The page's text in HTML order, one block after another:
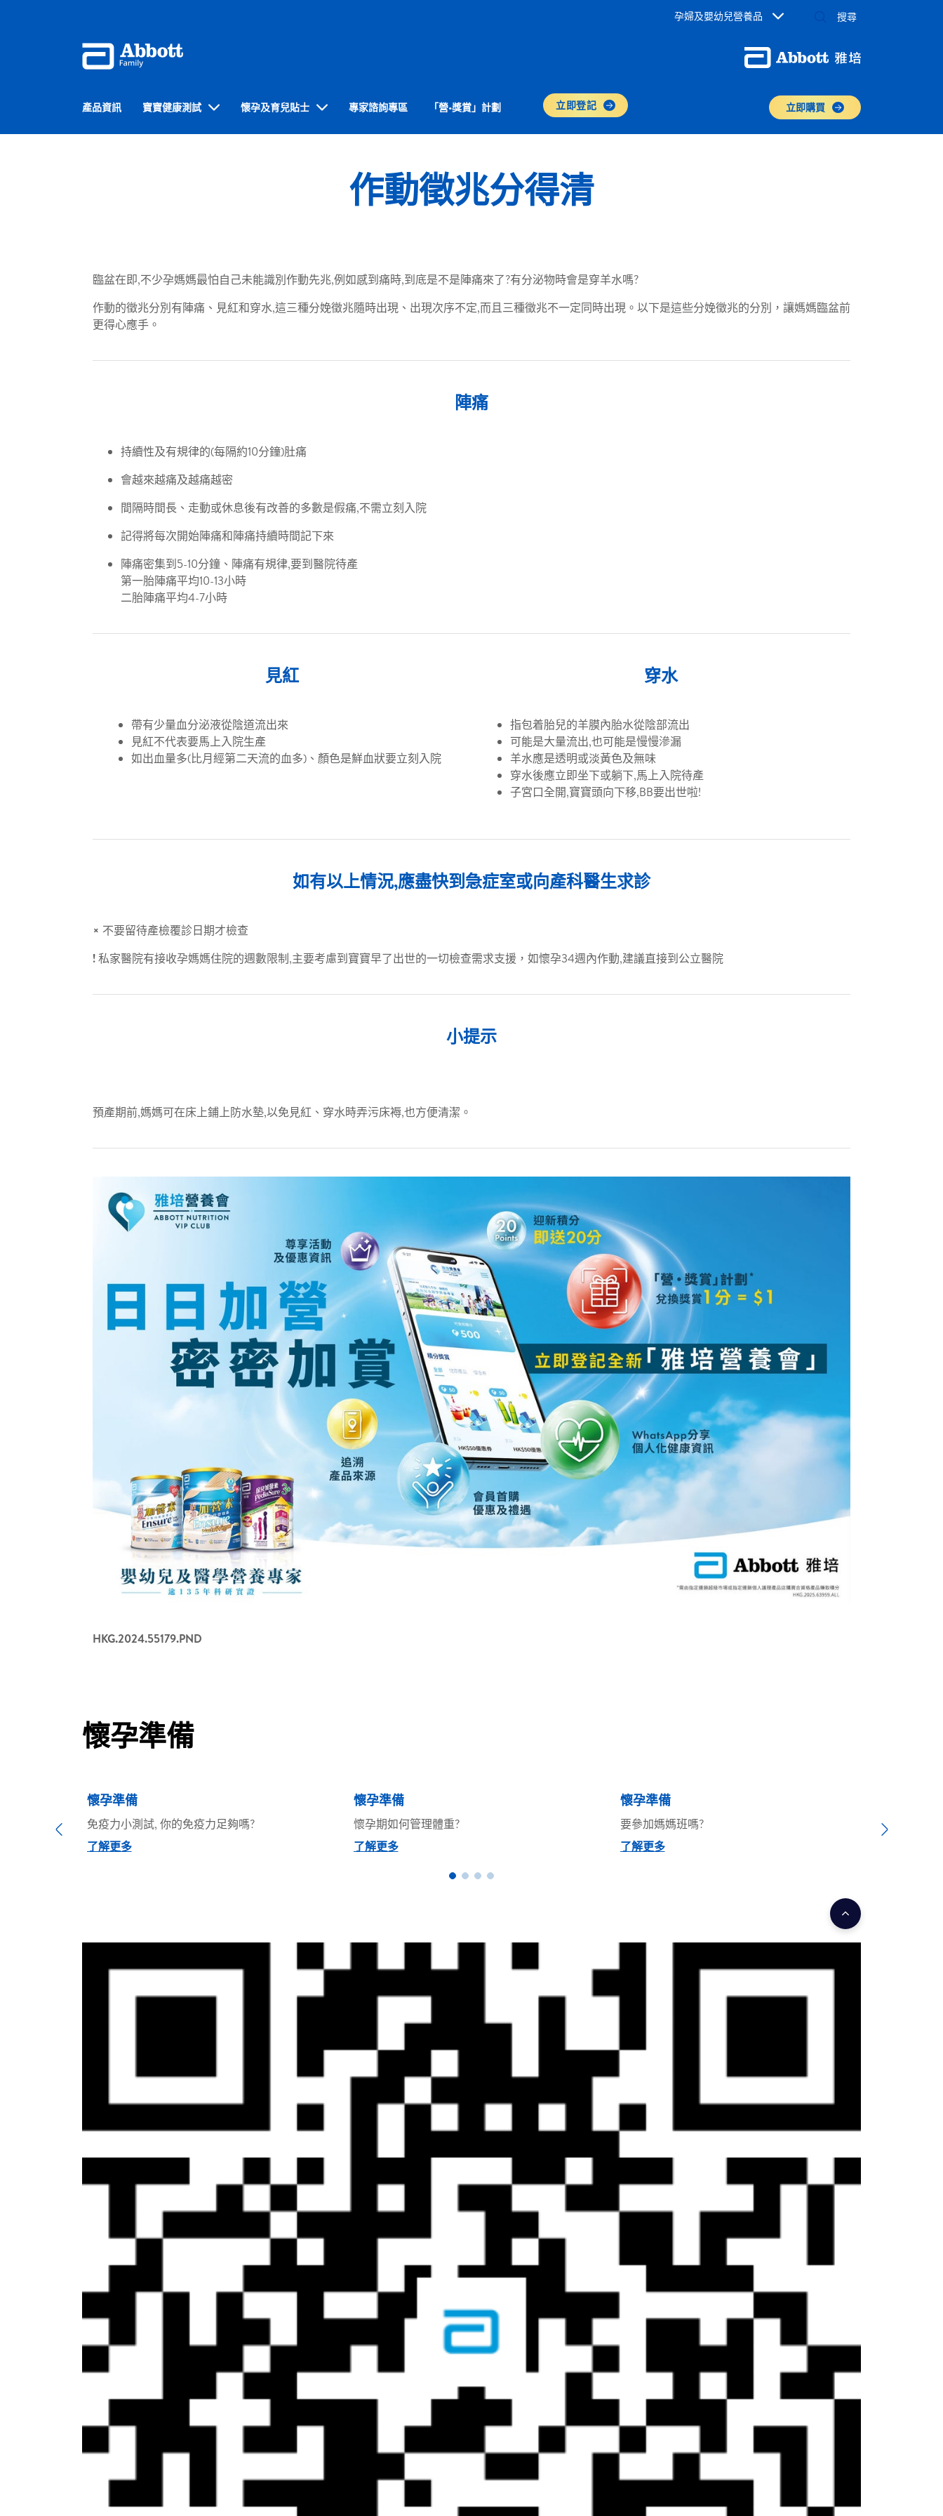
孕婦及嬰幼兒營養品
產品資訊 寶寶健康測試 懷孕及育兒貼士 專家諮詢專區 「營•獎賞」計劃 立即登記 立即購買
作動徵兆分得清
臨盆在即,不少孕媽媽最怕自己未能識別作動先兆,例如感到痛時,到底是不是陣痛來了?有分泌物時會是穿羊水嗎?
作動的徵兆分別有陣痛、見紅和穿水,這三種分娩徵兆隨時出現、出現次序不定,而且三種徵兆不一定同時出現。以下是這些分娩徵兆的分別，讓媽媽臨盆前
更得心應手。
陣痛
持續性及有規律的(每隔約10分鐘)肚痛​
會越來越痛及越痛越密​
間隔時間長、走動或休息後有改善的多數是假痛,不需立刻入院​
記得將每次開始陣痛和陣痛持續時間記下來​
陣痛密集到5-10分鐘、陣痛有規律,要到醫院待產​
第一胎陣痛平均10-13小時​
二胎陣痛平均4-7小時​
見紅
帶有少量血分泌液從陰道流出來
見紅不代表要馬上入院生產
如出血量多(比月經第二天流的血多)、顏色是鮮血狀要立刻入院
穿水
指包着胎兒的羊膜內胎水從陰部流出
可能是大量流出,也可能是慢慢滲漏
羊水應是透明或淡黃色及無味
穿水後應立即坐下或躺下,馬上入院待產
子宮口全開,寶寶頭向下移,BB要出世啦!
如有以上情況,應盡快到急症室或向產科醫生求診
× 不要留待產檢覆診日期才檢查
!私家醫院有接收孕媽媽住院的週數限制,主要考慮到寶寶早了出世的一切檢查需求支援，如懷孕34週內作動,建議直接到公立醫院
小提示
預產期前,媽媽可在床上鋪上防水墊,以免見紅、穿水時弄污床褥,也方便清潔。
HKG.2024.55179.PND
懷孕準備​
Previous
懷孕準備
免疫力小測試, 你的免疫力足夠嗎?
了解更多
懷孕準備
懷孕期如何管理體重?
了解更多
懷孕準備
要參加媽媽班嗎?
了解更多
孕媽媽有